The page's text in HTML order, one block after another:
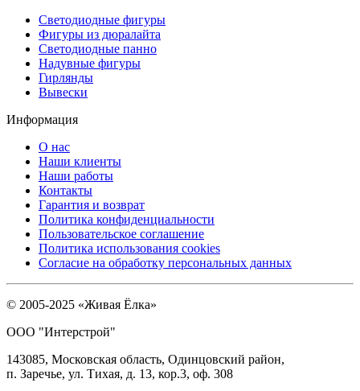
Светодиодные фигуры
Фигуры из дюралайта
Светодиодные панно
Надувные фигуры
Гирлянды
Вывески
Информация
О нас
Наши клиенты
Наши работы
Контакты
Гарантия и возврат
Политика конфиденциальности
Пользовательское соглашение
Политика использования cookies
Согласие на обработку персональных данных
© 2005-2025 «Живая Ёлка»
ООО "Интерстрой"
143085, Московская область, Одинцовский район,
п. Заречье, ул. Тихая, д. 13, кор.3, оф. 308